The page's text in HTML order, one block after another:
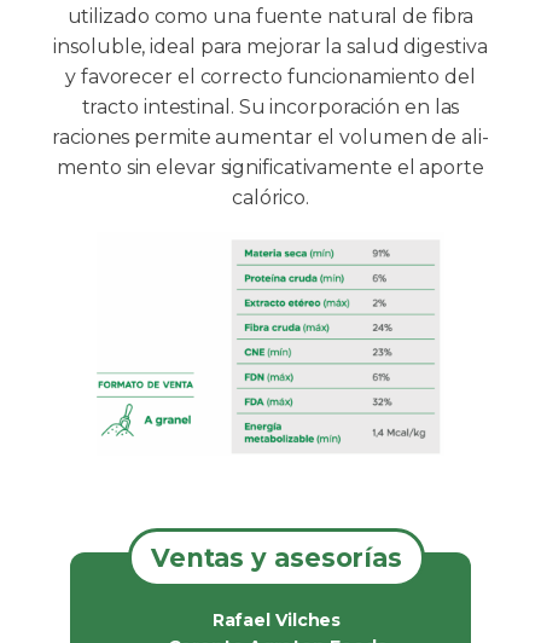
utilizado como una fuente natural de fibra
insoluble, ideal para mejorar la salud digestiva
y favorecer el correcto funcionamiento del
tracto intestinal. Su incorporación en las
raciones permite aumentar el volumen de ali-
mento sin elevar significativamente el aporte
calórico.
Ventas y asesorías
Rafael Vilches